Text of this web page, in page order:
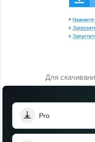
Для
Pro